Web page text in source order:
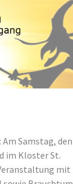
Samstag, den
im Kloster St.
mit